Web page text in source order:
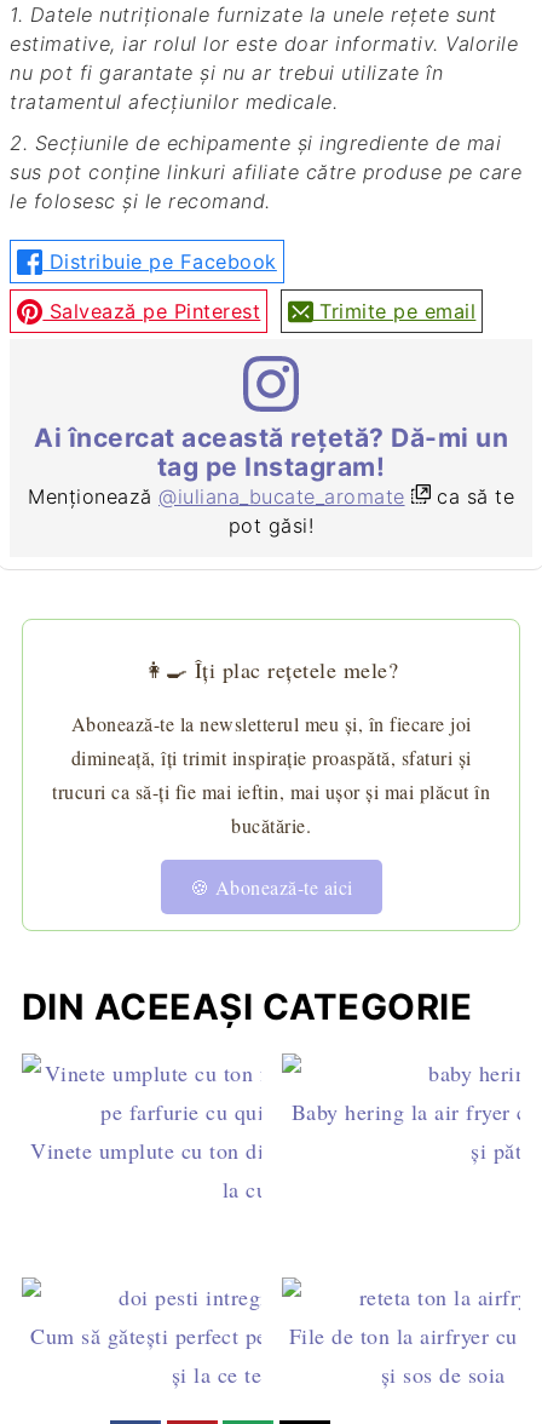
1. Datele nutriționale furnizate la unele rețete sunt
estimative, iar rolul lor este doar informativ. Valorile
nu pot fi garantate și nu ar trebui utilizate în
tratamentul afecțiunilor medicale.
2. Secțiunile de echipamente și ingrediente de mai
sus pot conține linkuri afiliate către produse pe care
le folosesc și le recomand.
Distribuie pe Facebook
Salvează pe Pinterest Trimite pe email
Ai încercat această rețetă? Dă-mi un
tag pe Instagram!
Menționează @iuliana_bucate_aromate
ca să te
pot găsi!
👩‍🍳 Îți plac rețetele mele?
Abonează-te la newsletterul meu și, în fiecare joi
dimineață, îți trimit inspirație proaspătă, sfaturi și
trucuri ca să-ți fie mai ieftin, mai ușor și mai plăcut în
bucătărie.
🍪 Abonează-te aici
DIN ACEEAȘI CATEGORIE
Vinete umplute cu ton din conservă, rețetă ușoară
la cuptor
Baby hering la air fryer
și
Cum să gătești perfect pește la air fryer - cât timp
și la ce temperatură
File de ton la airfryer cu
și sos de soia